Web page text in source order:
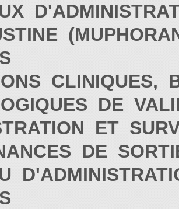
CLINIQUES,
DE
ET
DE